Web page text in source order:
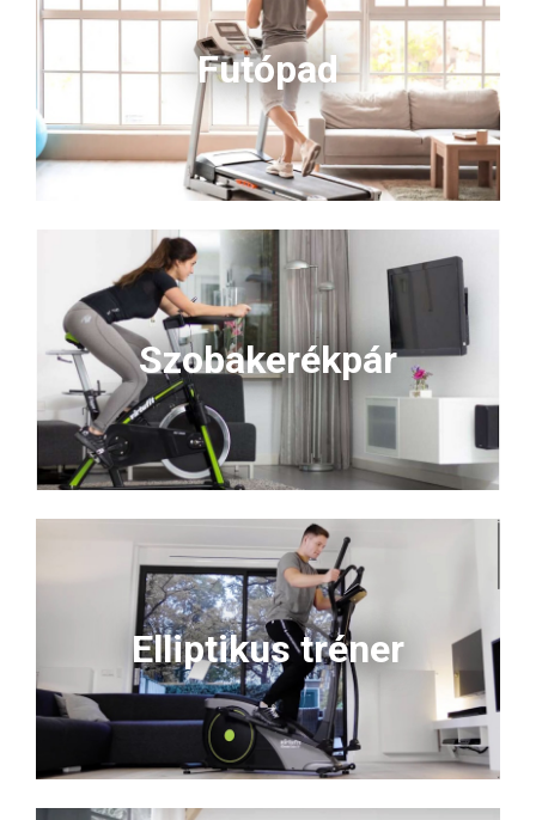
Futópad
Szobakerékpár
Elliptikus tréner